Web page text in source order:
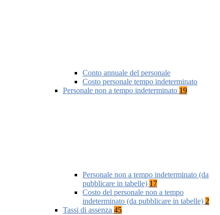
Conto annuale del personale
Costo personale tempo indeterminato
Personale non a tempo indeterminato 19
Personale non a tempo indeterminato (da
pubblicare in tabelle) 17
Costo del personale non a tempo
indeterminato (da pubblicare in tabelle) 2
Tassi di assenza 45